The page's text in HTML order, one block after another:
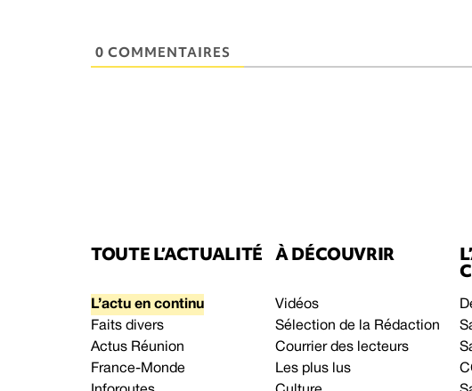
0 COMMENTAIRES
TOUTE L’ACTUALITÉ
L’actu en continu
Faits divers
Actus Réunion
France-Monde
À DÉCOUVRIR
Vidéos
Sélection de la Rédaction
Courrier des lecteurs
Les plus lus